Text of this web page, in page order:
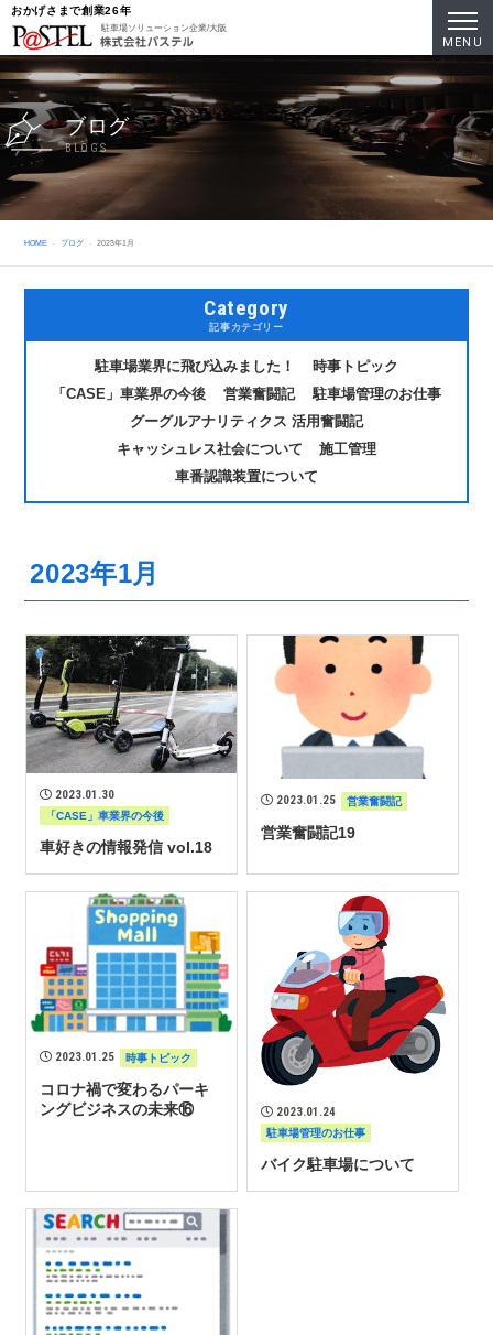
おかげさまで創業26年
駐車場ソリューション企業/大阪
ブログ
BLOGS
HOME ブログ 2023年1月
Category
記事カテゴリー
駐車場業界に飛び込みました！
時事トピック
「CASE」車業界の今後
営業奮闘記
駐車場管理のお仕事
グーグルアナリティクス 活用奮闘記
キャッシュレス社会について
施工管理
車番認識装置について
2023年1月
2023.01.30
「CASE」車業界の今後
車好きの情報発信 vol.18
2023.01.25 営業奮闘記
営業奮闘記19
2023.01.25 時事トピック
コロナ禍で変わるパーキ
ングビジネスの未来⑯
2023.01.24
駐車場管理のお仕事
バイク駐車場について
MENU